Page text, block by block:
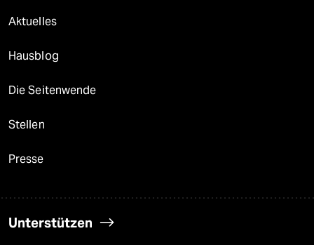
Aktuelles
Hausblog
Die Seitenwende
Stellen
Presse
Unterstützen